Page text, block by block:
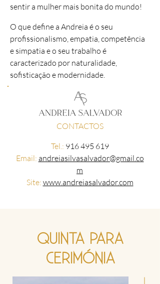
sentir a mulher mais bonita do mundo!
O que define a Andreia é o seu
profissionalismo, empatia, competência
e simpatia e o seu trabalho é
caracterizado por naturalidade,
sofisticação e modernidade.
CONTACTOS
Tel.: 916 495 619
Email: andreiasilvasalvador@gmail.co
m
Site: www.andreiasalvador.com
QUINTA PARA
CERIMÓNIA